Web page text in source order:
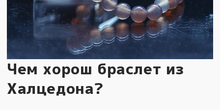
Чем хорош браслет из
Халцедона?